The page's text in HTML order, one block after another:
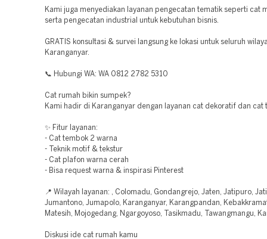
Kami juga menyediakan layanan pengecatan tematik seperti cat
serta pengecatan industrial untuk kebutuhan bisnis.
GRATIS konsultasi & survei langsung ke lokasi untuk seluruh
Karanganyar.
📞 Hubungi WA: WA 0812 2782 5310
Cat rumah bikin sumpek?
Kami hadir di Karanganyar dengan layanan cat dekoratif dan cat
✨ Fitur layanan:
- Cat tembok 2 warna
- Teknik motif & tekstur
- Cat plafon warna cerah
- Bisa request warna & inspirasi Pinterest
📍 Wilayah layanan: , Colomadu, Gondangrejo, Jaten, Jatipuro,
Jumantono, Jumapolo, Karanganyar, Karangpandan,
Matesih, Mojogedang, Ngargoyoso, Tasikmadu, Tawangmangu,
Diskusi ide cat rumah kamu